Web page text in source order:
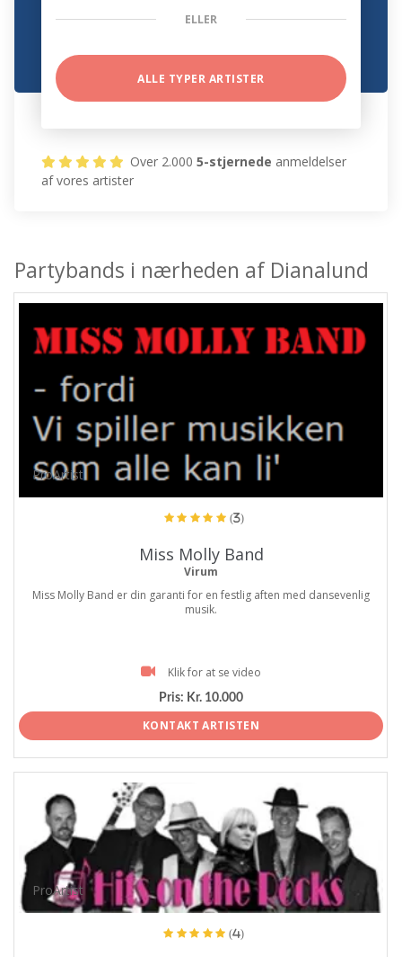
ELLER
ALLE TYPER ARTISTER
Over 2.0005-stjernede anmeldelser
af vores artister
Partybands i nærheden af Dianalund
ProArtist
(3)
Miss Molly Band
Virum
Miss Molly Band er din garanti for en festlig aften med dansevenlig
musik.
Klik for at se video
Pris: Kr. 10.000
KONTAKT ARTISTEN
ProArtist
(4)